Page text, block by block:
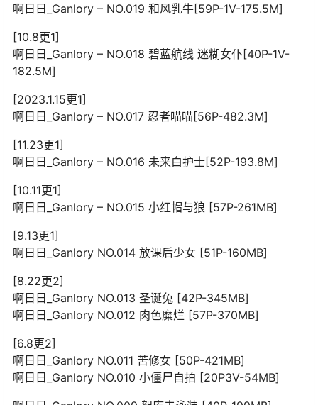
啊日日_Ganlory – NO.019 和风乳牛[59P-1V-175.5M]
[10.8更1]
啊日日_Ganlory – NO.018 碧蓝航线 迷糊女仆[40P-1V-
182.5M]
[2023.1.15更1]
啊日日_Ganlory – NO.017 忍者喵喵[56P-482.3M]
[11.23更1]
啊日日_Ganlory – NO.016 未来白护士[52P-193.8M]
[10.11更1]
啊日日_Ganlory – NO.015 小红帽与狼 [57P-261MB]
[9.13更1]
啊日日_Ganlory NO.014 放课后少女 [51P-160MB]
[8.22更2]
啊日日_Ganlory NO.013 圣诞兔 [42P-345MB]
啊日日_Ganlory NO.012 肉色糜烂 [57P-370MB]
[6.8更2]
啊日日_Ganlory NO.011 苦修女 [50P-421MB]
啊日日_Ganlory NO.010 小僵尸自拍 [20P3V-54MB]